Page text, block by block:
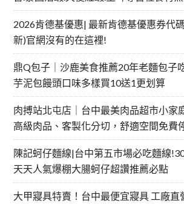
2026肯德基優惠| 最新肯德基優惠券代
新)官網沒有的在這裡!
鼎Q包子｜沙鹿美食推薦20年老麵包子
芋泥包饅頭口味多樣買10送1更划算
肉搏站北屯店｜台中最美肉品超市小家
高級肉品、客製化分切，舒適空間免費
陳記蚵仔麵線|台中第五市場必吃麵線
天天人氣爆棚大腸蚵仔超讚推薦必點
大甲寢具特賣！台中最便宜寢具 工廠直